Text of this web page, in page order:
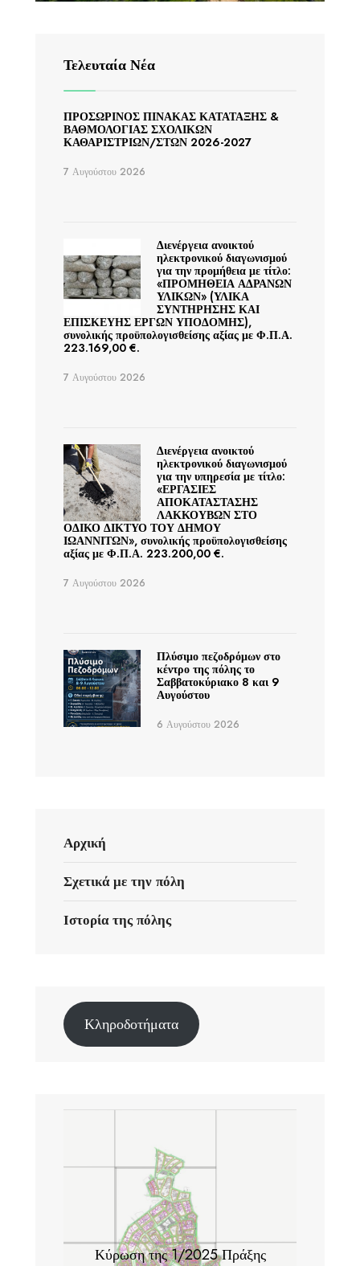
Τελευταία Νέα
ΠΡΟΣΩΡΙΝΟΣ ΠΙΝΑΚΑΣ ΚΑΤΑΤΑΞΗΣ &
ΒΑΘΜΟΛΟΓΙΑΣ ΣΧΟΛΙΚΩΝ
ΚΑΘΑΡΙΣΤΡΙΩΝ/ΣΤΩΝ 2026-2027
7 Αυγούστου 2026
Διενέργεια ανοικτού
ηλεκτρονικού διαγωνισμού
για την προμήθεια με τίτλο:
«ΠΡΟΜΗΘΕΙΑ ΑΔΡΑΝΩΝ
ΥΛΙΚΩΝ» (ΥΛΙΚΑ
ΣΥΝΤΗΡΗΣΗΣ ΚΑΙ
ΕΠΙΣΚΕΥΗΣ ΕΡΓΩΝ ΥΠΟΔΟΜΗΣ),
συνολικής προϋπολογισθείσης αξίας με Φ.Π.Α.
223.169,00 €.
7 Αυγούστου 2026
Διενέργεια ανοικτού
ηλεκτρονικού διαγωνισμού
για την υπηρεσία με τίτλο:
«ΕΡΓΑΣΙΕΣ
ΑΠΟΚΑΤΑΣΤΑΣΗΣ
ΛΑΚΚΟΥΒΩΝ ΣΤΟ
ΟΔΙΚΟ ΔΙΚΤΥΟ ΤΟΥ ΔΗΜΟΥ
ΙΩΑΝΝΙΤΩΝ», συνολικής προϋπολογισθείσης
αξίας με Φ.Π.Α. 223.200,00 €.
7 Αυγούστου 2026
Πλύσιμο πεζοδρόμων στο
κέντρο της πόλης το
Σαββατοκύριακο 8 και 9
Αυγούστου
6 Αυγούστου 2026
Αρχική
Σχετικά με την πόλη
Ιστορία της πόλης
Κληροδοτήματα
Κύρωση της 1/2025 Πράξης